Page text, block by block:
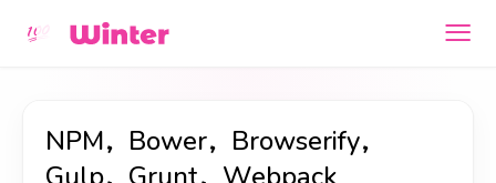
NPM，Bower，Browserify，